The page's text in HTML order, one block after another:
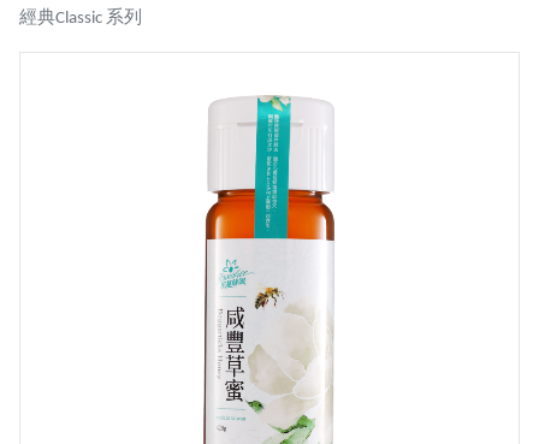
經典Classic 系列